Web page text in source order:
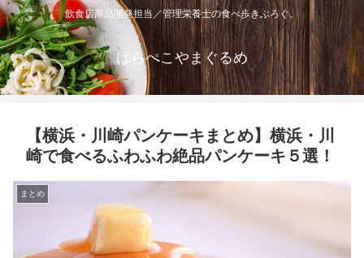
飲食店商品開発担当／管理栄養士の食べ歩きぶろぐ。
はらぺこやまぐるめ
【横浜・川崎パンケーキまとめ】横浜・川
崎で食べるふわふわ絶品パンケーキ５選！
まとめ